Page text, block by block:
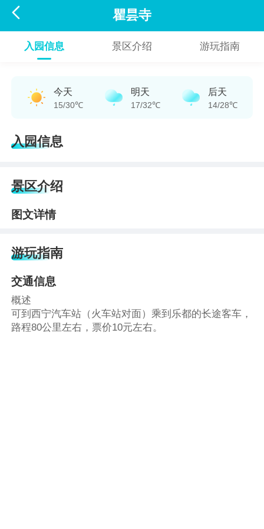
 瞿昙寺
入园信息 景区介绍 游玩指南
今天
15/30℃
明天
17/32℃
后天
14/28℃
入园信息
景区介绍
图文详情
游玩指南
交通信息
概述
可到西宁汽车站（火车站对面）乘到乐都的长途客车，
路程80公里左右，票价10元左右。